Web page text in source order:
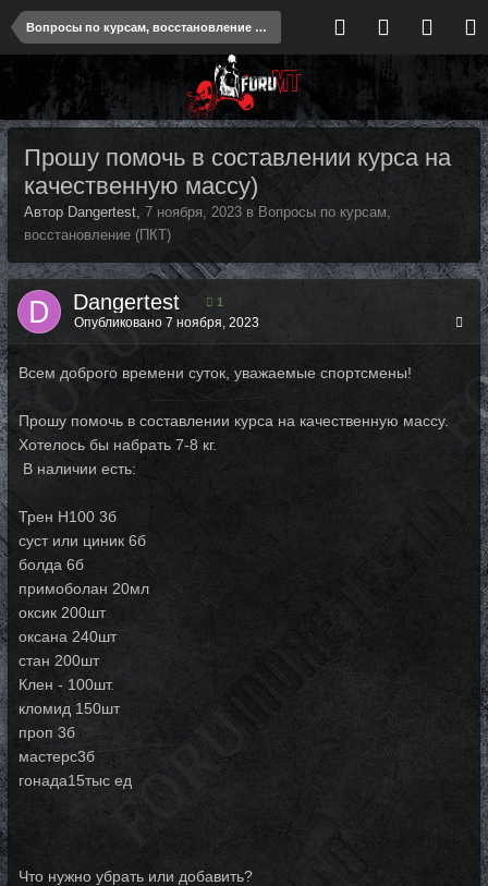
Вопросы по курсам, восстановление (ПКТ)
Прошу помочь в составлении курса на
качественную массу)
Автор Dangertest, 7 ноября, 2023 в Вопросы по курсам,
восстановление (ПКТ)
Dangertest 1
Опубликовано 7 ноября, 2023
Всем доброго времени суток, уважаемые спортсмены!
Прошу помочь в составлении курса на качественную массу.
Хотелось бы набрать 7-8 кг.
В наличии есть:
Трен Н100 3б
суст или циник 6б
болда 6б
примоболан 20мл
оксик 200шт
оксана 240шт
стан 200шт
Клен - 100шт.
кломид 150шт
проп 3б
мастерс3б
гонада15тыс ед
Что нужно убрать или добавить?